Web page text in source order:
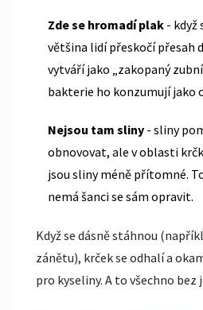
Zde se hromadí plak - když
většina lidí přeskočí přesah
vytváří jako „zakopaný
bakterie ho konzumují jako
Nejsou tam sliny - sliny
obnovovat, ale v oblasti
jsou sliny méně přítomné.
nemá šanci se sám opravit.
Když se dásně stáhnou
zánětu), krček se odhalí a
pro kyseliny. A to všechno bez